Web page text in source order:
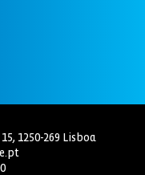
1250-269 Lisboa